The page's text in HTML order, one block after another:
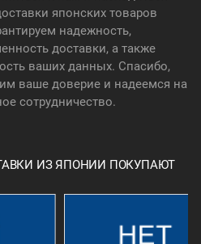
японских товаров
надежность,
доставки, а также
ваших данных. Спасибо,
ваше доверие и надеемся на
сотрудничество.
ИЗ ЯПОНИИ ПОКУПАЮТ